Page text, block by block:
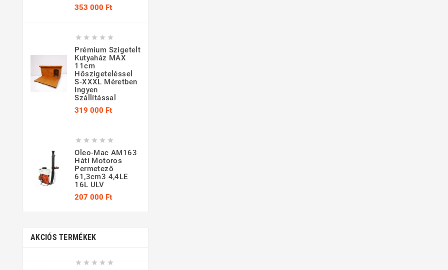
353 000 FtÁr
    
Prémium Szigetelt
Kutyaház MAX
11cm
Hőszigeteléssel
S-XXXL Méretben
Ingyen
Szállítással
319 000 FtÁr
    
Oleo-Mac AM163
Háti Motoros
Permetező
61,3cm3 4,4LE
16L ULV
207 000 FtÁr
AKCIÓS TERMÉKEK
    